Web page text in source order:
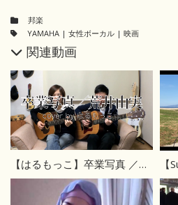
邦楽
YAMAHA | 女性ボーカル | 映画
関連動画
【はるもっこ】卒業写真 ／荒井由実カバー